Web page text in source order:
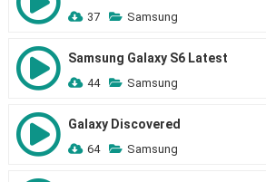
37 Samsung
Samsung Galaxy S6 Latest
44 Samsung
Galaxy Discovered
64 Samsung